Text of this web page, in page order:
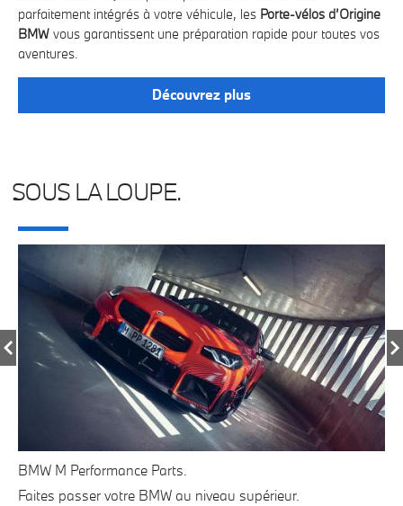
parfaitement intégrés à votre véhicule, les Porte-vélos d’Origine
BMW vous garantissent une préparation rapide pour toutes vos
aventures.
Découvrez plus
SOUS LA LOUPE.
BMW M Performance Parts.
Faites passer votre BMW au niveau supérieur.